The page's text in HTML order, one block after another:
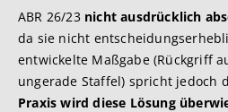
ABR 26/23 nicht ausdrücklich
da sie nicht
entwickelte Maßgabe (Rückgriff
ungerade Staffel) spricht jedoch
Praxis wird diese Lösung